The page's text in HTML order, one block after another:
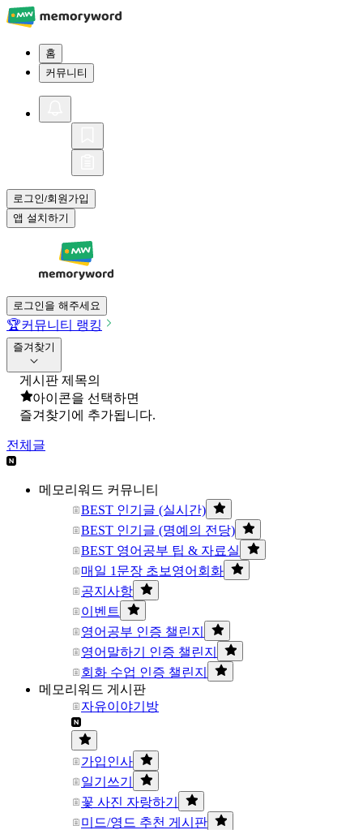
홈
커뮤니티
로그인/회원가입
앱 설치하기
로그인을 해주세요
🏆커뮤니티 랭킹
즐겨찾기
게시판 제목의
아이콘을 선택하면
즐겨찾기에 추가됩니다.
전체글
메모리워드 커뮤니티
BEST 인기글 (실시간)
BEST 인기글 (명예의 전당)
BEST 영어공부 팁 & 자료실
매일 1문장 초보영어회화
공지사항
이벤트
영어공부 인증 챌린지
영어말하기 인증 챌린지
회화 수업 인증 챌린지
메모리워드 게시판
자유이야기방
가입인사
일기쓰기
꽃 사진 자랑하기
미드/영드 추천 게시판